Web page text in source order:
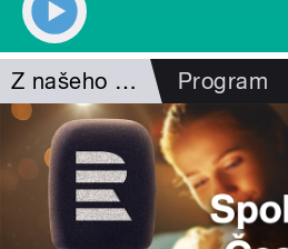
Z našeho vysílání Program